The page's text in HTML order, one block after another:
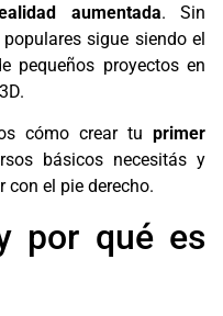
aumentada. Sin
sigue siendo el
pequeños proyectos en
cómo crear tu primer
básicos necesitás y
con el pie derecho.
por qué es